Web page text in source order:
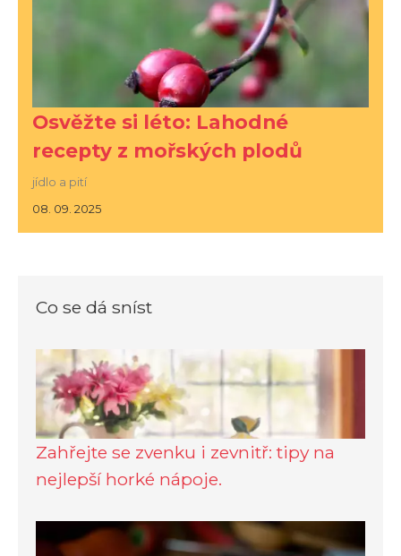
Osvěžte si léto: Lahodné
recepty z mořských plodů
jídlo a pití
08. 09. 2025
Co se dá sníst
Zahřejte se zvenku i zevnitř: tipy na
nejlepší horké nápoje.